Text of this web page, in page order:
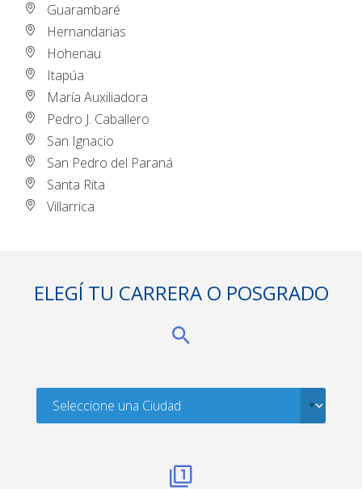
Guarambaré
Hernandarias
Hohenau
Itapúa
María Auxiliadora
Pedro J. Caballero
San Ignacio
San Pedro del Paraná
Santa Rita
Villarrica
ELEGÍ TU CARRERA O POSGRADO